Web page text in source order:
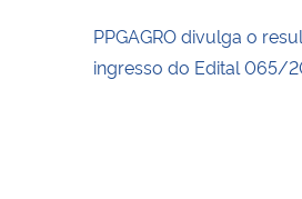
PPGAGRO divulga o
ingresso do Edital 065/